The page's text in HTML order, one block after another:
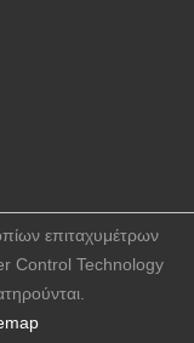
επιταχυμέτρων
Control Technology